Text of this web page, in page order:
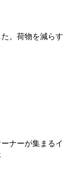
。荷物を減らす
ナーが集まるイ